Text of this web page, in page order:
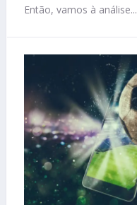
Então, vamos à análise...